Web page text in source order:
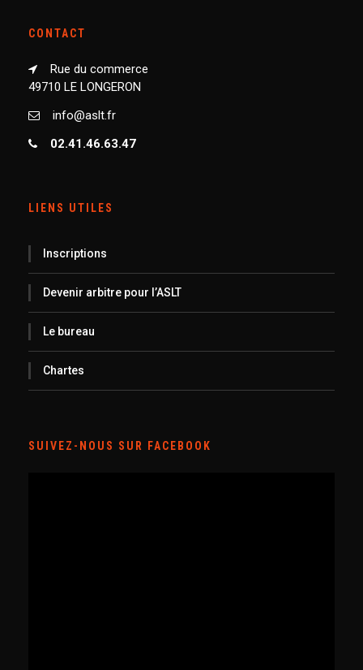
CONTACT
Rue du commerce
49710 LE LONGERON
info@aslt.fr
02.41.46.63.47
LIENS UTILES
Inscriptions
Devenir arbitre pour l’ASLT
Le bureau
Chartes
SUIVEZ-NOUS SUR FACEBOOK